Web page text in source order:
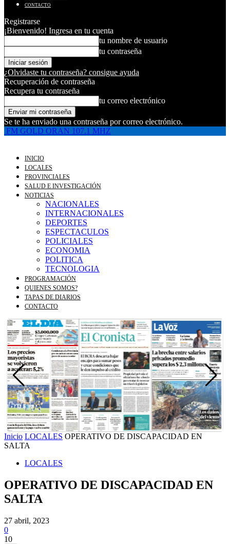
CONTACTO
Registrarse
¡Bienvenido! Ingresa en tu cuenta
tu nombre de usuario
tu contraseña
¿Olvidaste tu contraseña? consigue ayuda
Recuperación de contraseña
Recupera tu contraseña
tu correo electrónico
Se te ha enviado una contraseña por correo electrónico.
FM GOLD ORAN 107.1 MHZ
INICIO
LOCALES
PROVINCIALES
SALUD E INVESTIGACIÓN
NOTICIAS
NACIONALES
INTERNACIONALES
DEPORTES
ESPECTACULOS
POLICIALES
ECONOMIA
POLITICA
TECNOLOGIA
PROGRAMACIÓN
QUIENES SOMOS?
TAPAS DE DIARIOS
CONTACTO
Inicio LOCALES OPERATIVO DE DISCAPACIDAD EN
SALTA
LOCALES
OPERATIVO DE DISCAPACIDAD EN
SALTA
27 abril, 2023
0
10